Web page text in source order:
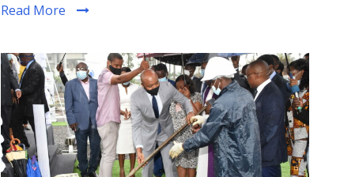
Read More